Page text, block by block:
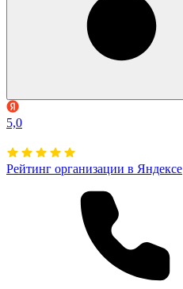
5,0
Рейтинг организации в Яндексе